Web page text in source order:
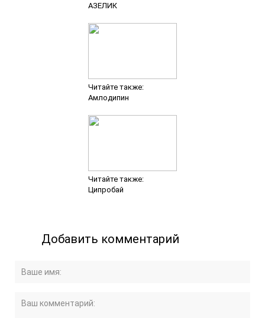
АЗЕЛИК
Читайте также:
Амлодипин
Читайте также:
Ципробай
Добавить комментарий